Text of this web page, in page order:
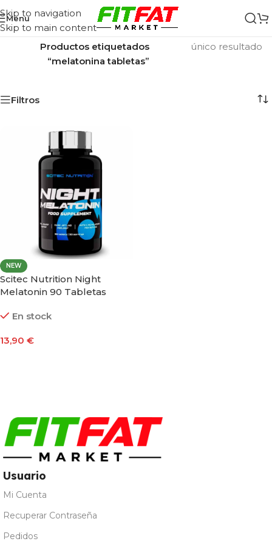
Skip to navigation
Skip to main content
Menu
Inicio/
Productos etiquetados
“melatonina tabletas”
único resultado
Filtros
NEW
Scitec Nutrition Night
Melatonin 90 Tabletas
En stock
13,90 €
Usuario
Mi Cuenta
Recuperar Contraseña
Pedidos